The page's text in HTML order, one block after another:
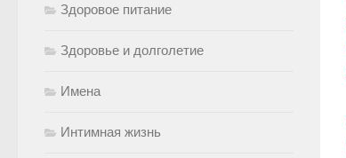
Здоровое питание
Здоровье и долголетие
Имена
Интимная жизнь